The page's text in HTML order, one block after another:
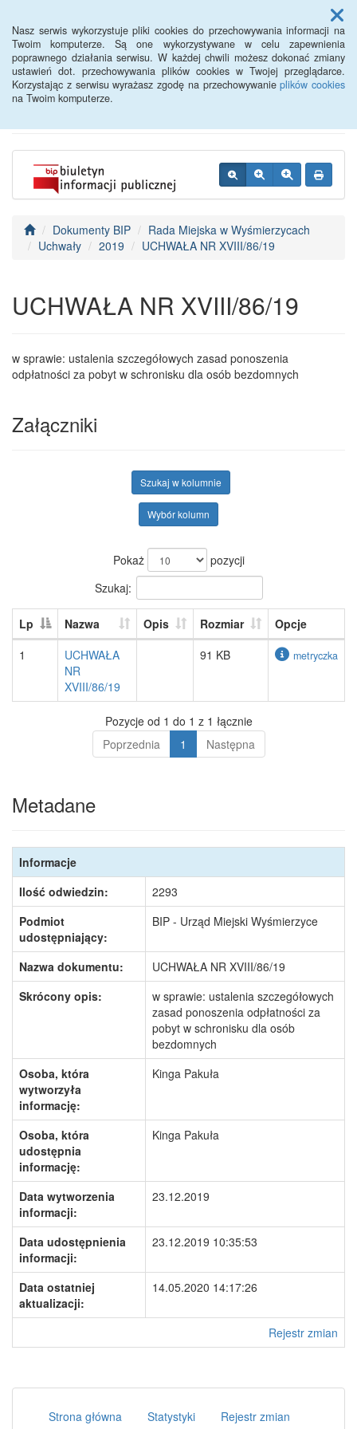
Nasz serwis wykorzystuje pliki cookies do przechowywania informacji na
Twoim komputerze. Są one wykorzystywane w celu zapewnienia
poprawnego działania serwisu. W każdej chwili możesz dokonać zmiany
ustawień dot. przechowywania plików cookies w Twojej przeglądarce.
Korzystając z serwisu wyrażasz zgodę na przechowywanieplików cookies
na Twoim komputerze.
Menu
BIP - Urząd Miejski
Wyśmierzyce
Dokumenty BIP
Rada Miejska w Wyśmierzycach
Uchwały
2019 UCHWAŁA NR XVIII/86/19
UCHWAŁA NR XVIII/86/19
w sprawie: ustalenia szczegółowych zasad ponoszenia
odpłatności za pobyt w schronisku dla osób bezdomnych
Załączniki
Szukaj w kolumnie
Wybór kolumn
Pokaż
pozycji
Szukaj:
Lp Nazwa Opis Rozmiar
Opcje
1
UCHWAŁA
NR
XVIII/86/19
91 KB metryczka
Pozycje od 1 do 1 z 1 łącznie
Poprzednia
1 Następna
Metadane
Informacje
Ilość odwiedzin:
2293
Podmiot
udostępniający:
BIP - Urząd Miejski Wyśmierzyce
Nazwa dokumentu:
UCHWAŁA NR XVIII/86/19
Skrócony opis:
w sprawie: ustalenia szczegółowych
zasad ponoszenia odpłatności za
pobyt w schronisku dla osób
bezdomnych
Osoba, która
wytworzyła
informację:
Kinga Pakuła
Osoba, która
udostępnia
informację:
Kinga Pakuła
Data wytworzenia
informacji:
23.12.2019
Data udostępnienia
informacji:
23.12.2019 10:35:53
Data ostatniej
aktualizacji:
14.05.2020 14:17:26
Rejestr zmian
Strona główna Statystyki Rejestr zmian